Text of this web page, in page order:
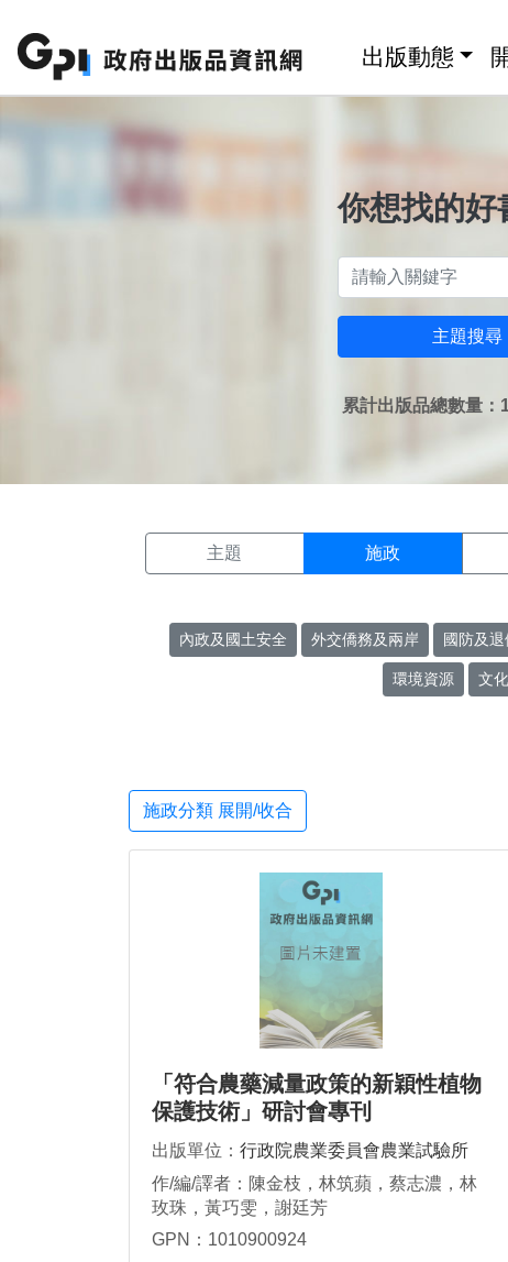
出版動態
你想找的好
主題搜尋
累計出版品總數量：
主題 施政
內政及國土安全 外交僑務及兩岸 國防及退
環境資源 文
施政分類 展開/收合
「符合農藥減量政策的新穎性植物
保護技術」研討會專刊
出版單位： 行政院農業委員會農業試驗所
作/編/譯者：陳金枝，林筑蘋，蔡志濃，林
玫珠，黃巧雯，謝廷芳
GPN：1010900924